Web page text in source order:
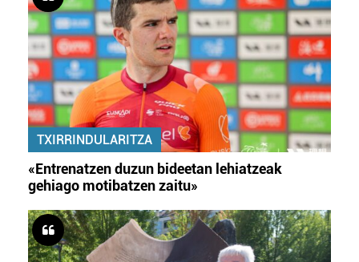
TXIRRINDULARITZA
«Entrenatzen duzun bideetan lehiatzeak
gehiago motibatzen zaitu»